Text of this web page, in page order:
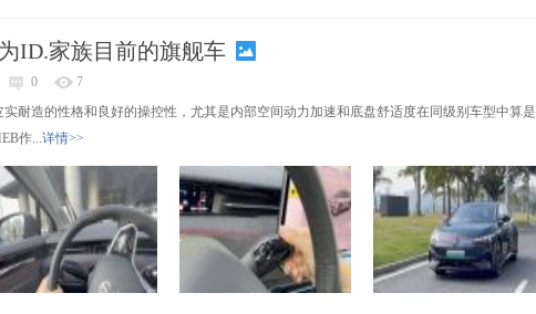
ID.家族目前的旗舰车
0
7
耐造的性格和良好的操控性，尤其是内部空间动力加速和底盘舒适度在同级别车型中算是
作...详情>>